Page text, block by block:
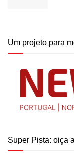
Um projeto para
Super Pista: oiça